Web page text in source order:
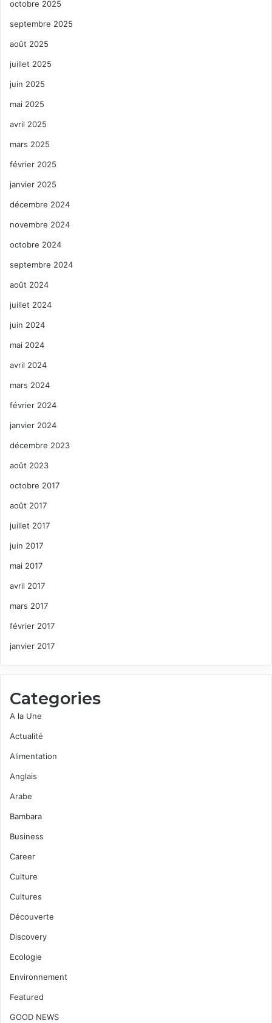
octobre 2025
septembre 2025
août 2025
juillet 2025
juin 2025
mai 2025
avril 2025
mars 2025
février 2025
janvier 2025
décembre 2024
novembre 2024
octobre 2024
septembre 2024
août 2024
juillet 2024
juin 2024
mai 2024
avril 2024
mars 2024
février 2024
janvier 2024
décembre 2023
août 2023
octobre 2017
août 2017
juillet 2017
juin 2017
mai 2017
avril 2017
mars 2017
février 2017
janvier 2017
Categories
A la Une
Actualité
Alimentation
Anglais
Arabe
Bambara
Business
Career
Culture
Cultures
Découverte
Discovery
Ecologie
Environnement
Featured
GOOD NEWS